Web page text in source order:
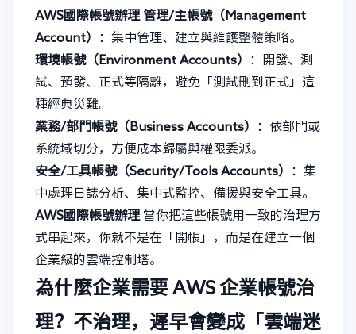
AWS國際帳號辦理 管理/主帳號（Management
Account）
：集中管理、建立與維護整體策略。
環境帳號（Environment Accounts）
：開發、測
試、預發、正式等隔離，避免「測試刪到正式」這
種經典災難。
業務/部門帳號（Business Accounts）
：依部門或
系統域切分，方便成本歸屬與權限委派。
安全/工具帳號（Security/Tools Accounts）
：集
中處理日誌分析、集中式監控、備援與安全工具。
AWS國際帳號辦理 當你把這些帳號用一致的治理方
式串起來，你就不是在「開帳」，而是在建立一個
企業級的雲端控制塔。
為什麼企業需要 AWS 企業帳號治
理？不治理，遲早會變成「雲端迷